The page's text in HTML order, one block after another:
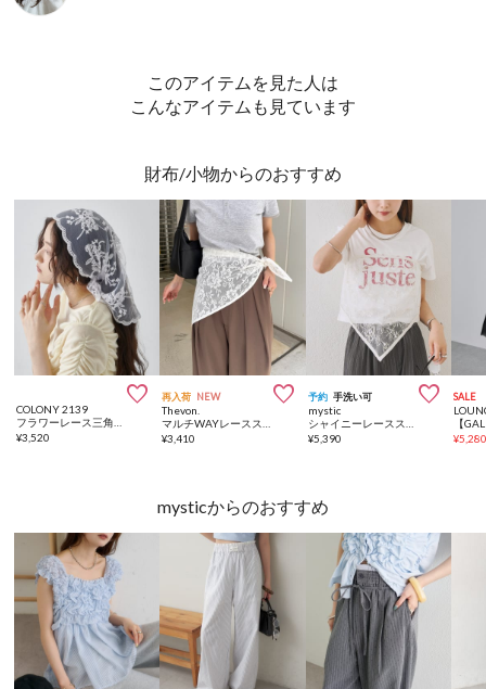
このアイテムを見た人は
こんなアイテムも見ています
財布/小物からのおすすめ

COLONY 2139
¥3,520
再入荷 NEW 
Thevon.
¥3,410
予約 手洗い可 
mystic
¥5,390
SALE
¥
mysticからのおすすめ